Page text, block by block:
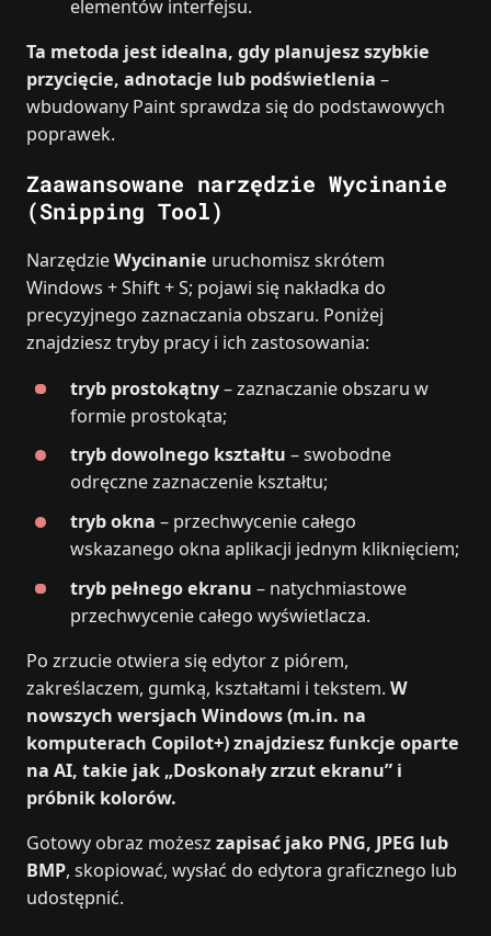
elementów interfejsu.
Ta metoda jest idealna, gdy planujesz szybkie
przycięcie, adnotacje lub podświetlenia –
wbudowany Paint sprawdza się do podstawowych
poprawek.
Zaawansowane narzędzie Wycinanie
(Snipping Tool)
NarzędzieWycinanie uruchomisz skrótem
Windows + Shift + S; pojawi się nakładka do
precyzyjnego zaznaczania obszaru. Poniżej
znajdziesz tryby pracy i ich zastosowania:
tryb prostokątny– zaznaczanie obszaru w
formie prostokąta;
tryb dowolnego kształtu – swobodne
odręczne zaznaczenie kształtu;
tryb okna – przechwycenie całego
wskazanego okna aplikacji jednym kliknięciem;
tryb pełnego ekranu – natychmiastowe
przechwycenie całego wyświetlacza.
Po zrzucie otwiera się edytor z piórem,
zakreślaczem, gumką, kształtami i tekstem. W
nowszych wersjach Windows (m.in. na
komputerach Copilot+) znajdziesz funkcje oparte
na AI, takie jak „Doskonały zrzut ekranu” i
próbnik kolorów.
Gotowy obraz możesz zapisać jako PNG, JPEG lub
BMP, skopiować, wysłać do edytora graficznego lub
udostępnić.